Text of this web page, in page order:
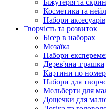
Біжутерія та
Косметика та
Набори
Творчість та розвиток
Бісер в наборах
Мозаїка
Набори
Дерев'яна іграшка
Картини по
Набори для
Мольберти для
Дощечки для